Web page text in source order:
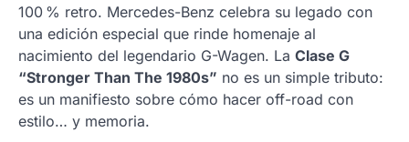
100 % retro. Mercedes-Benz celebra su legado con
una edición especial que rinde homenaje al
nacimiento del legendario G-Wagen. La Clase G
“Stronger Than The 1980s” no es un simple tributo:
es un manifiesto sobre cómo hacer off-road con
estilo… y memoria.